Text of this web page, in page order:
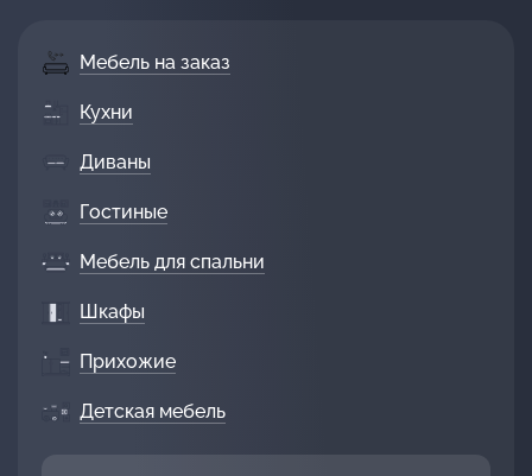
Мебель на заказ
Кухни
Диваны
Гостиные
Мебель для спальни
Шкафы
Прихожие
Детская мебель